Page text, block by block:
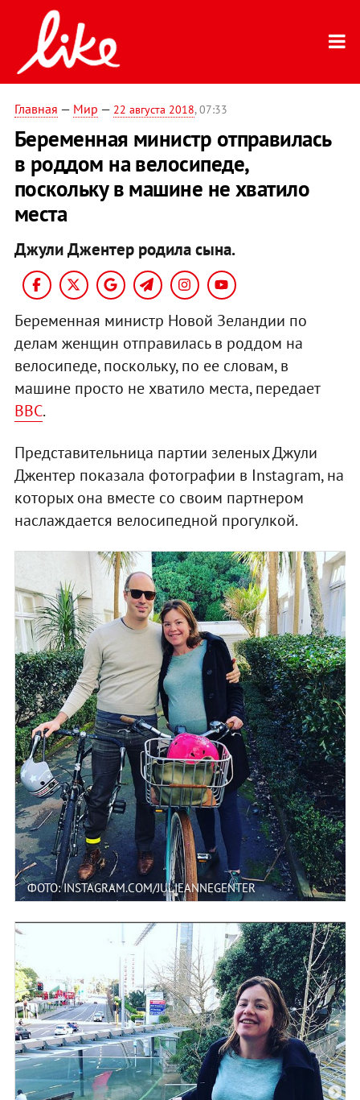
Главная — Мир — 22 августа 2018, 07:33
Беременная министр отправилась
в роддом на велосипеде,
поскольку в машине не хватило
места
Джули Джентер родила сына.
Беременная министр Новой Зеландии по
делам женщин отправилась в роддом на
велосипеде, поскольку, по ее словам, в
машине просто не хватило места, передает
ВВС.
Представительница партии зеленых Джули
Джентер показала фотографии в Instagram, на
которых она вместе со своим партнером
наслаждается велосипедной прогулкой.
ФОТО: INSTAGRAM.COM/JULIEANNEGENTER